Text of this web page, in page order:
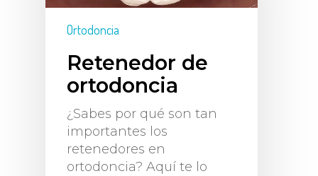
Ortodoncia
Retenedor de
ortodoncia
¿Sabes por qué son tan
importantes los
retenedores en
ortodoncia? Aquí te lo